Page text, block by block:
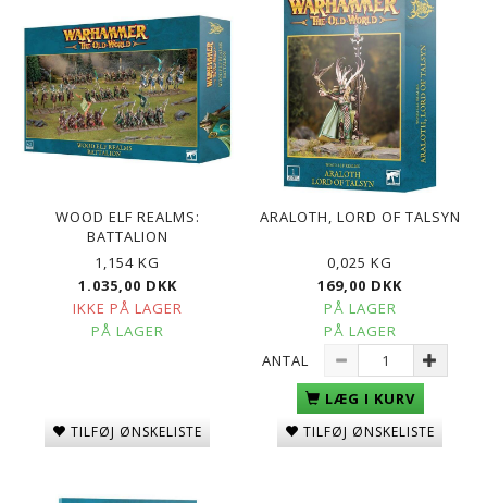
WOOD ELF REALMS:
BATTALION
1,154 KG
1.035,00 DKK
IKKE PÅ LAGER
PÅ LAGER
TILFØJ ØNSKELISTE
ARALOTH, LORD OF TALSYN
0,025 KG
169,00 DKK
PÅ LAGER
PÅ LAGER
ANTAL
LÆG I KURV
TILFØJ ØNSKELISTE